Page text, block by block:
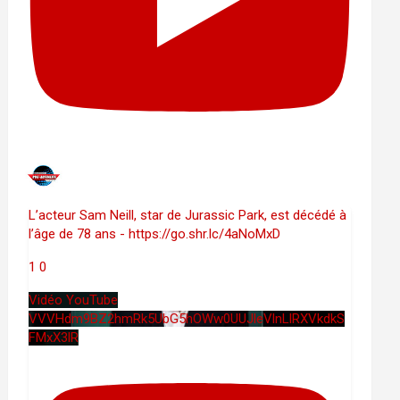
L’acteur Sam Neill, star de Jurassic Park, est décédé à
l’âge de 78 ans - https://go.shr.lc/4aNoMxD
1 0
Vidéo YouTube
VVVHdm9BZ2hmRk5UbG5hOWw0UUJleVlnLlRXVkdkS
FMxX3lR